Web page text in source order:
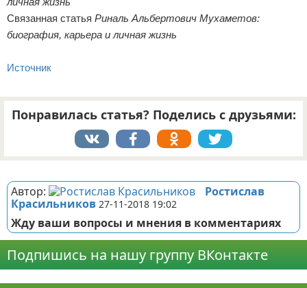
Связанная статья Риналь Альбертович Мухаметов:
биография, карьера и личная жизнь
Источник
Понравилась статья? Поделись с друзьями:
Автор:
Ростислав
Красильников 27-11-2018 19:02
Жду ваши вопросы и мнения в комментариях
Подпишись на нашу группу ВКонтакте